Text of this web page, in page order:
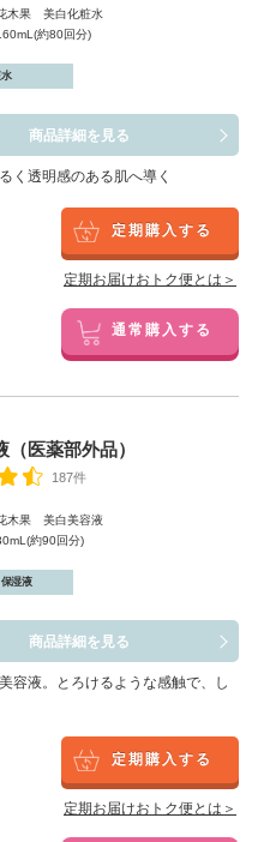
果 美白化粧水
約80回分)
商品詳細を見る
く透明感のある肌へ導く
定期購入する
定期お届けおトク便とは＞
通常購入する
（医薬部外品）
187件
果 美白美容液
約90回分)
湿液
商品詳細を見る
容液。とろけるような感触で、し
定期購入する
定期お届けおトク便とは＞